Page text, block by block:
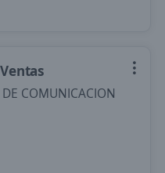
COMUNICACION